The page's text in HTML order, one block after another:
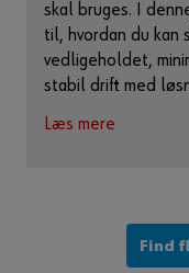
skal bruges. I
til, hvordan du kan
vedligeholdet,
stabil drift med
Læs mere
Find